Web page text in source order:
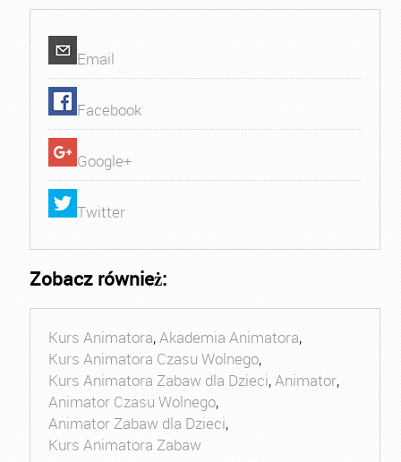
Email
Facebook
Google+
Twitter
Zobacz również:
Kurs Animatora,Akademia Animatora,
Kurs Animatora Czasu Wolnego,
Kurs Animatora Zabaw dla Dzieci,Animator,
Animator Czasu Wolnego,
Animator Zabaw dla Dzieci,
Kurs Animatora Zabaw